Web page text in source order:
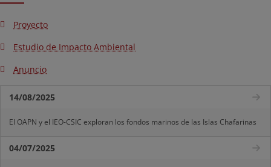
Proyecto
Estudio de Impacto Ambiental
Anuncio
14/08/2025
El OAPN y el IEO-CSIC exploran los fondos marinos de las Islas Chafarinas
04/07/2025